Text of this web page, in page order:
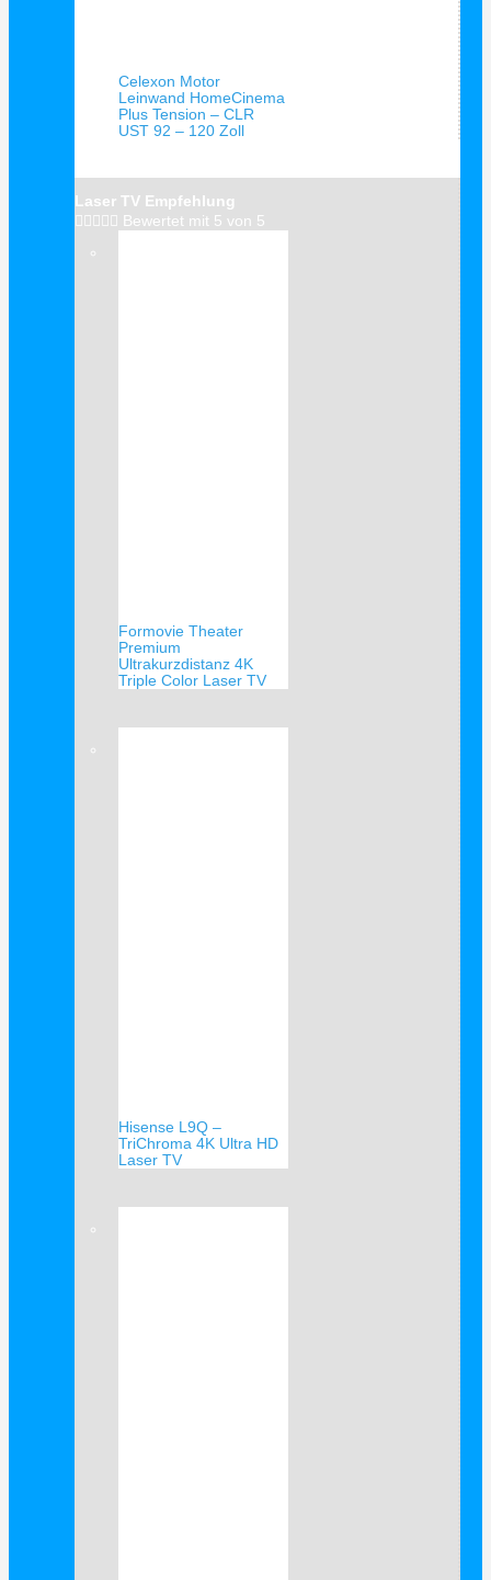
Celexon Motor
Leinwand HomeCinema
Plus Tension – CLR
UST 92 – 120 Zoll
Laser TV Empfehlung
     Bewertet mit 5 von 5
Formovie Theater
Premium
Ultrakurzdistanz 4K
Triple Color Laser TV
Hisense L9Q –
TriChroma 4K Ultra HD
Laser TV